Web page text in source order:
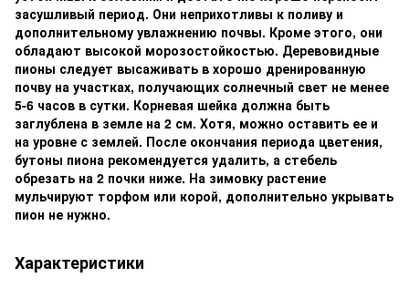
засушливый период. Они неприхотливы к поливу и
дополнительному увлажнению почвы. Кроме этого, они
обладают высокой морозостойкостью. Деревовидные
пионы следует высаживать в хорошо дренированную
почву на участках, получающих солнечный свет не менее
5-6 часов в сутки. Корневая шейка должна быть
заглублена в земле на 2 см. Хотя, можно оставить ее и
на уровне с землей. После окончания периода цветения,
бутоны пиона рекомендуется удалить, а стебель
обрезать на 2 почки ниже. На зимовку растение
мульчируют торфом или корой, дополнительно укрывать
пион не нужно.
Характеристики